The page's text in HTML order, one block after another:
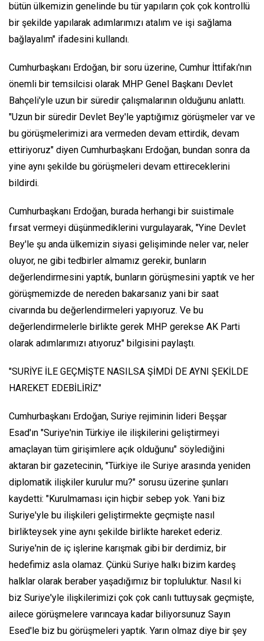
bütün ülkemizin genelinde bu tür yapıların çok çok kontrollü
bir şekilde yapılarak adımlarımızı atalım ve işi sağlama
bağlayalım" ifadesini kullandı.
Cumhurbaşkanı Erdoğan, bir soru üzerine, Cumhur İttifakı'nın
önemli bir temsilcisi olarak MHP Genel Başkanı Devlet
Bahçeli'yle uzun bir süredir çalışmalarının olduğunu anlattı.
"Uzun bir süredir Devlet Bey'le yaptığımız görüşmeler var ve
bu görüşmelerimizi ara vermeden devam ettirdik, devam
ettiriyoruz" diyen Cumhurbaşkanı Erdoğan, bundan sonra da
yine aynı şekilde bu görüşmeleri devam ettireceklerini
bildirdi.
Cumhurbaşkanı Erdoğan, burada herhangi bir suistimale
fırsat vermeyi düşünmediklerini vurgulayarak, "Yine Devlet
Bey'le şu anda ülkemizin siyasi gelişiminde neler var, neler
oluyor, ne gibi tedbirler almamız gerekir, bunların
değerlendirmesini yaptık, bunların görüşmesini yaptık ve her
görüşmemizde de nereden bakarsanız yani bir saat
civarında bu değerlendirmeleri yapıyoruz. Ve bu
değerlendirmelerle birlikte gerek MHP gerekse AK Parti
olarak adımlarımızı atıyoruz" bilgisini paylaştı.
"SURİYE İLE GEÇMİŞTE NASILSA ŞİMDİ DE AYNI ŞEKİLDE
HAREKET EDEBİLİRİZ"
Cumhurbaşkanı Erdoğan, Suriye rejiminin lideri Beşşar
Esad'ın "Suriye'nin Türkiye ile ilişkilerini geliştirmeyi
amaçlayan tüm girişimlere açık olduğunu" söylediğini
aktaran bir gazetecinin, "Türkiye ile Suriye arasında yeniden
diplomatik ilişkiler kurulur mu?" sorusu üzerine şunları
kaydetti: "Kurulmaması için hiçbir sebep yok. Yani biz
Suriye'yle bu ilişkileri geliştirmekte geçmişte nasıl
birlikteysek yine aynı şekilde birlikte hareket ederiz.
Suriye'nin de iç işlerine karışmak gibi bir derdimiz, bir
hedefimiz asla olamaz. Çünkü Suriye halkı bizim kardeş
halklar olarak beraber yaşadığımız bir topluluktur. Nasıl ki
biz Suriye'yle ilişkilerimizi çok çok canlı tuttuysak geçmişte,
ailece görüşmelere varıncaya kadar biliyorsunuz Sayın
Esed'le biz bu görüşmeleri yaptık. Yarın olmaz diye bir şey